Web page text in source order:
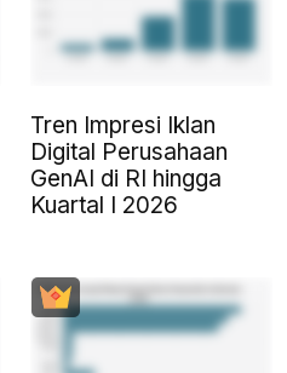
Tren Impresi Iklan
Digital Perusahaan
GenAI di RI hingga
Kuartal I 2026